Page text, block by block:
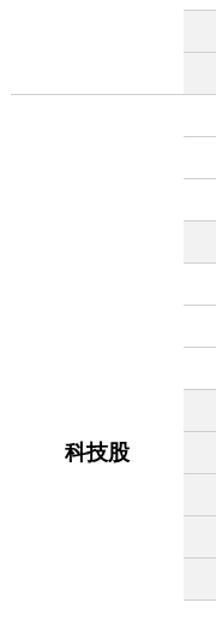
科技股